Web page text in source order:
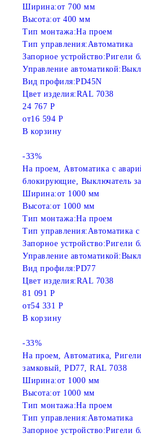
Ширина:от 700 мм
Высота:от 400 мм
Тип монтажа:На проем
Тип управления:Автоматика
Запорное устройство:Ригели
Управление автоматикой:
Вид профиля:PD45N
Цвет изделия:RAL 7038
24 767 Р
от16 594 Р
В корзину
-33%
На проем, Автоматика с
блокирующие, Выключатель
Ширина:от 1000 мм
Высота:от 1000 мм
Тип монтажа:На проем
Тип управления:Автоматика
Запорное устройство:Ригели
Управление автоматикой:
Вид профиля:PD77
Цвет изделия:RAL 7038
81 091 Р
от54 331 Р
В корзину
-33%
На проем, Автоматика,
замковый, PD77, RAL 7038
Ширина:от 1000 мм
Высота:от 1000 мм
Тип монтажа:На проем
Тип управления:Автоматика
Запорное устройство:Ригели